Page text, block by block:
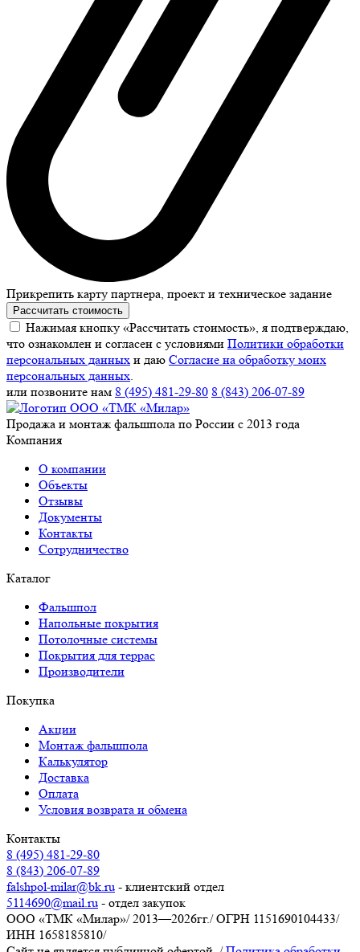
Прикрепить карту партнера, проект и техническое задание
Рассчитать стоимость
Нажимая кнопку «Рассчитать стоимость», я подтверждаю,
что ознакомлен и согласен с условиями Политики обработки
персональных данных и даю Согласие на обработку моих
персональных данных.
или позвоните нам 8 (495) 481-29-80 8 (843) 206-07-89
Продажа и монтаж фальшпола по России с 2013 года
Компания
О компании
Объекты
Отзывы
Документы
Контакты
Сотрудничество
Каталог
Фальшпол
Напольные покрытия
Потолочные системы
Покрытия для террас
Производители
Покупка
Акции
Монтаж фальшпола
Калькулятор
Доставка
Оплата
Условия возврата и обмена
Контакты
8 (495) 481-29-80
8 (843) 206-07-89
falshpol-milar@bk.ru - клиентский отдел
5114690@mail.ru - отдел закупок
ООО «ТМК «Милар»/ 2013—2026гг./ОГРН 1151690104433/
ИНН 1658185810/